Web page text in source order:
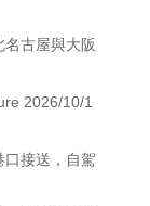
古屋與大阪
2026/10/1
口接送，自駕